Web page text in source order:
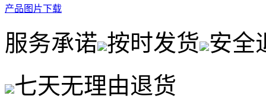
产品图片下载
服务承诺 按时发货 安全
七天无理由退货